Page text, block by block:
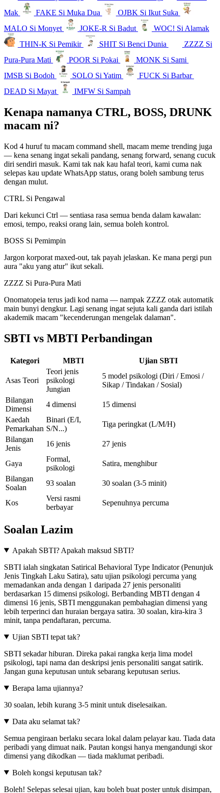
Mak
FAKE Si Muka Dua OJBK Si Ikut Suka
MALO Si Monyet JOKE-R Si Badut WOC! Si Alamak
THIN-K Si Pemikir SHIT Si Benci Dunia ZZZZ Si
Pura-Pura Mati
POOR Si Pokai MONK Si Sami
IMSB Si Bodoh SOLO Si Yatim FUCK Si Barbar
DEAD Si Mayat IMFW Si Sampah
Kenapa namanya CTRL, BOSS, DRUNK
macam ni?
Kod 4 huruf tu macam command shell, macam meme trending juga
— kena senang ingat sekali pandang, senang forward, senang cucuk
diri sendiri masuk. Kami tak nak kau hafal teori, kami cuma nak
selepas kau update WhatsApp status, orang boleh sambung terus
dengan mulut.
CTRL Si Pengawal
Dari kekunci Ctrl — sentiasa rasa semua benda dalam kawalan:
emosi, tempo, reaksi orang lain, semua boleh kontrol.
BOSS Si Pemimpin
Jargon korporat maxed-out, tak payah jelaskan. Ke mana pergi pun
aura "aku yang atur" ikut sekali.
ZZZZ Si Pura-Pura Mati
Onomatopeia terus jadi kod nama — nampak ZZZZ otak automatik
main bunyi dengkur. Lagi senang ingat sejuta kali ganda dari istilah
akademik macam "kecenderungan mengelak dalaman".
SBTI vs MBTI Perbandingan
Kategori MBTI Ujian SBTI
Asas Teori
Teori jenis
psikologi
Jungian
5 model psikologi (Diri / Emosi /
Sikap / Tindakan / Sosial)
Bilangan
Dimensi
4 dimensi
15 dimensi
Kaedah
Pemarkahan
Binari (E/I,
S/N...)
Tiga peringkat (L/M/H)
Bilangan
Jenis
16 jenis 27 jenis
Gaya
Formal,
psikologi
Satira, menghibur
Bilangan
Soalan
93 soalan 30 soalan (3-5 minit)
Kos
Versi rasmi
berbayar
Sepenuhnya percuma
Soalan Lazim
Apakah SBTI? Apakah maksud SBTI?
SBTI ialah singkatan Satirical Behavioral Type Indicator (Penunjuk
Jenis Tingkah Laku Satira), satu ujian psikologi percuma yang
memadankan anda dengan 1 daripada 27 jenis personaliti
berdasarkan 15 dimensi psikologi. Berbanding MBTI dengan 4
dimensi 16 jenis, SBTI menggunakan pembahagian dimensi yang
lebih terperinci dan huraian bergaya satira. 30 soalan, kira-kira 3
minit, tanpa pendaftaran, percuma.
Ujian SBTI tepat tak?
SBTI sekadar hiburan. Direka pakai rangka kerja lima model
psikologi, tapi nama dan deskripsi jenis personaliti sangat satirik.
Jangan guna keputusan untuk sebarang keputusan serius.
Berapa lama ujiannya?
30 soalan, lebih kurang 3-5 minit untuk diselesaikan.
Data aku selamat tak?
Semua pengiraan berlaku secara lokal dalam pelayar kau. Tiada data
peribadi yang dimuat naik. Pautan kongsi hanya mengandungi skor
dimensi yang dikodkan — tiada maklumat peribadi.
Boleh kongsi keputusan tak?
Boleh! Selepas selesai ujian, kau boleh buat poster untuk disimpan,